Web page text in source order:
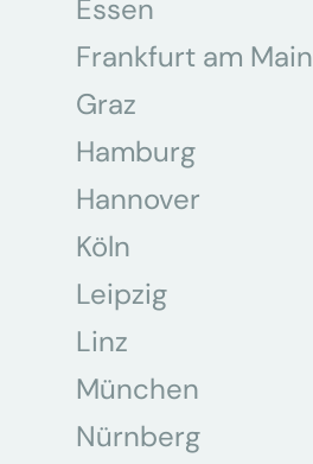
Essen
Frankfurt am Main
Graz
Hamburg
Hannover
Köln
Leipzig
Linz
München
Nürnberg